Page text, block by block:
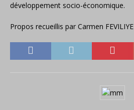
développement socio-économique.
Propos recueillis par Carmen FEVILIYE